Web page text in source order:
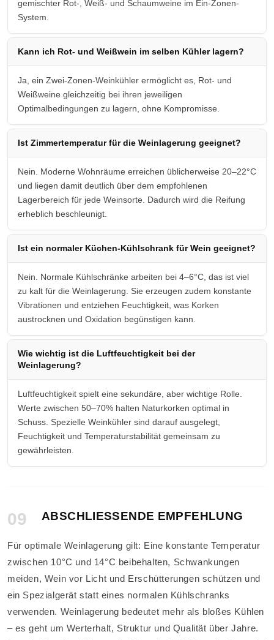
gemischter Rot-, Weiß- und Schaumweine im Ein-Zonen-
System.
Kann ich Rot- und Weißwein im selben Kühler lagern?
Ja, ein Zwei-Zonen-Weinkühler ermöglicht es, Rot- und
Weißweine gleichzeitig bei ihren jeweiligen
Optimalbedingungen zu lagern, ohne Kompromisse.
Ist Zimmertemperatur für die Weinlagerung geeignet?
Nein. Moderne Wohnräume erreichen üblicherweise 20–22°C
und liegen damit deutlich über dem empfohlenen
Lagerbereich für jede Weinsorte. Dadurch wird die Reifung
erheblich beschleunigt.
Ist ein normaler Küchen-Kühlschrank für Wein geeignet?
Nein. Normale Kühlschränke arbeiten bei 4–6°C, das ist viel
zu kalt für die Weinlagerung. Sie erzeugen zudem konstante
Vibrationen und entziehen Feuchtigkeit, was Korken
austrocknen und Oxidation begünstigen kann.
Wie wichtig ist die Luftfeuchtigkeit bei der
Weinlagerung?
Luftfeuchtigkeit spielt eine sekundäre, aber wichtige Rolle.
Werte zwischen 50–70% halten Naturkorken optimal in
Schuss. Spezielle Weinkühler sind darauf ausgelegt,
Feuchtigkeit und Temperaturstabilität gemeinsam zu
gewährleisten.
09 ABSCHLIESSENDE EMPFEHLUNG
Für optimale Weinlagerung gilt: Eine konstante Temperatur
zwischen 10°C und 14°C beibehalten, Schwankungen
meiden, Wein vor Licht und Erschütterungen schützen und
ein Spezialgerät statt eines normalen Kühlschranks
verwenden. Weinlagerung bedeutet mehr als bloßes Kühlen
– es geht um Werterhalt, Struktur und Qualität über Jahre.